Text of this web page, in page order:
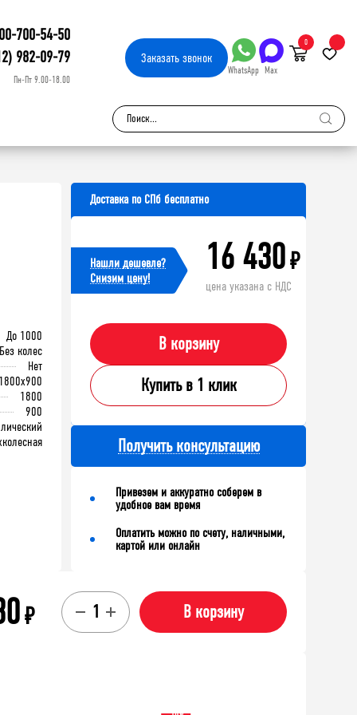
700-54-50
982-09-79
Пн-Пт 9.00-18.00
Заказатьзвонок
WhatsApp Max
0
До 1000
Без колес
Нет
1800x900
1800
900
Доставка по СПб бесплатно
Нашли дешевле?
Cнизим цену!
16 430₽
цена указана с НДС
В корзину
Купить в 1 клик
Получить консультацию
Привезем и аккуратно соберем в
удобное вам время
Оплатить можно по счету, наличными,
картой или онлайн
₽ В корзину